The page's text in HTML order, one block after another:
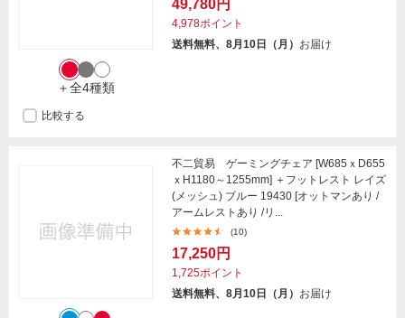
＋全4種類
49,780円
4,978ポイント
送料無料、8月10日（月） お届け
比較する
不二貿易 ゲーミングチェア [W685ｘD655
ｘH1180～1255mm] ＋フットレスト レイズ
(メッシュ) ブルー 19430 [オットマンあり /
アームレストあり /リ...
(10)
17,250円
1,725ポイント
送料無料、8月10日（月） お届け